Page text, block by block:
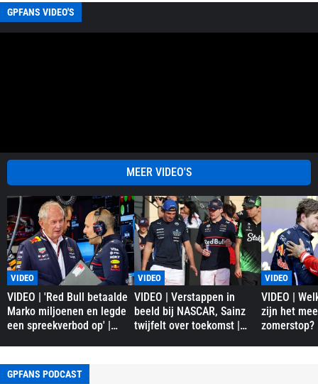
GPFANS VIDEO'S
MEER VIDEO'S
VIDEO
VIDEO | 'Red Bull betaalde
Marko miljoenen en legde
een spreekverbod op' |
VIDEO
VIDEO | Verstappen in
beeld bij NASCAR, Sainz
twijfelt over toekomst |
VIDEO
VIDEO |
zijn het
zomerstop?
GPFANS PODCAST